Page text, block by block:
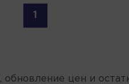
1
, обновление цен и